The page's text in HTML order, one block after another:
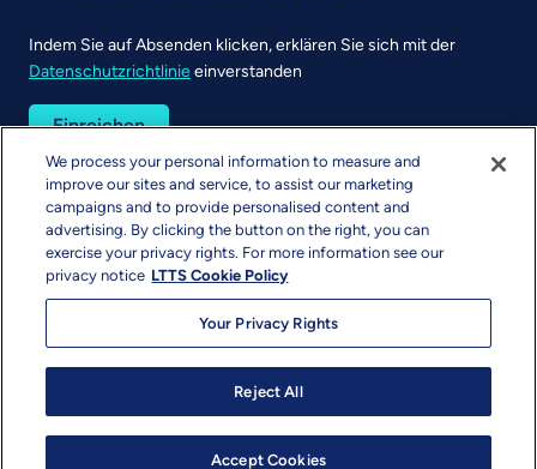
Indem Sie auf Absenden klicken, erklären Sie sich mit der
Datenschutzrichtlinie einverstanden
UTM
Sitemap
info@ltts.com
© 2026 L&T Technology Services Limited. Alle Rechte
We process your personal information to measure and
improve our sites and service, to assist our marketing
campaigns and to provide personalised content and
advertising. By clicking the button on the right, you can
exercise your privacy rights. For more information see our
privacy notice LTTS Cookie Policy
Your Privacy Rights
Reject All
Accept Cookies